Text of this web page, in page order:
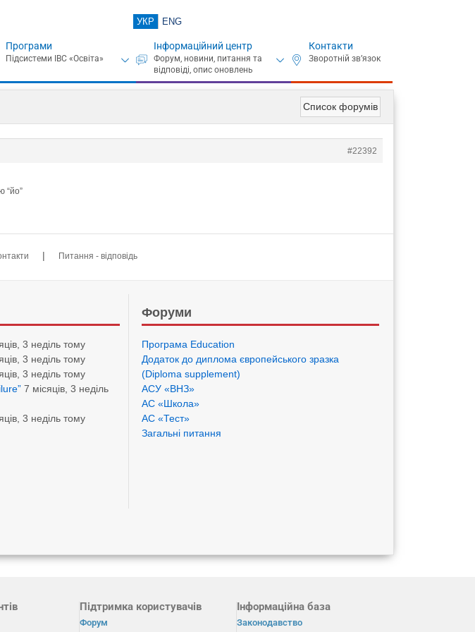
УКР ENG
Програми Інформаційний центр Контакти
Список форумів
#22392
“йо”
| Питання - відповідь
3 неділь тому
3 неділь тому
3 неділь тому
7 місяців, 3 неділь
3 неділь тому
Форуми
Програма Eduсation
Додаток до диплома європейського зразка
(Diploma supplement)
АСУ «ВНЗ»
АС «Школа»
АС «Тест»
Загальні питання
Підтримка користувачів
Форум
Інформаційна база
Законодавство